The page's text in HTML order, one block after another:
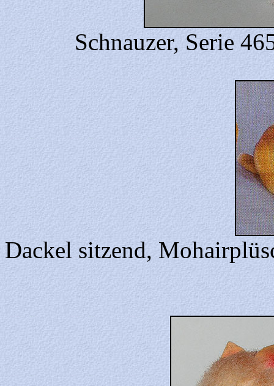
Schnauzer, Serie
Dackel sitzend,